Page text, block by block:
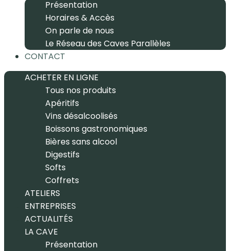
Présentation
Horaires & Accès
On parle de nous
Le Réseau des Caves Parallèles
CONTACT
ACHETER EN LIGNE
Tous nos produits
Apéritifs
Vins désalcoolisés
Boissons gastronomiques
Bières sans alcool
Digestifs
Softs
Coffrets
ATELIERS
ENTREPRISES
ACTUALITÉS
LA CAVE
Présentation